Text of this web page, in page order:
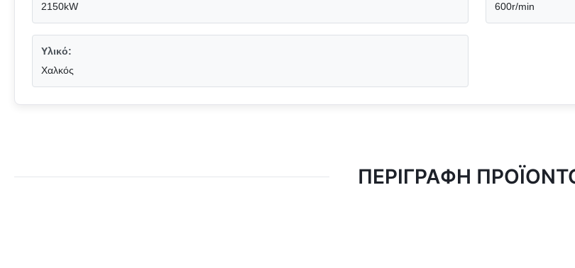
2150kW
600r/min
Υλικό:
Χαλκός
ΠΕΡΙΓΡΑΦΉ